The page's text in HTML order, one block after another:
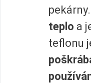
teplo a
teflonu